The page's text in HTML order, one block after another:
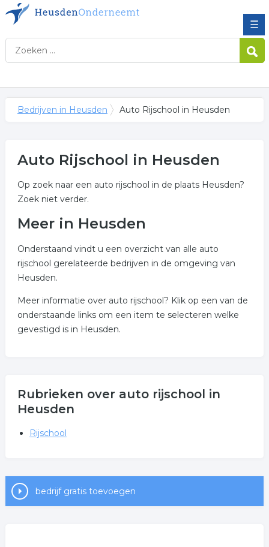
☰
Bedrijven in Heusden Auto Rijschool in Heusden
Auto Rijschool in Heusden
Op zoek naar een auto rijschool in de plaats Heusden?
Zoek niet verder.
Meer in Heusden
Onderstaand vindt u een overzicht van alle auto
rijschool gerelateerde bedrijven in de omgeving van
Heusden.
Meer informatie over auto rijschool? Klik op een van de
onderstaande links om een item te selecteren welke
gevestigd is in Heusden.
Rubrieken over auto rijschool in
Heusden
Rijschool
bedrijf gratis toevoegen